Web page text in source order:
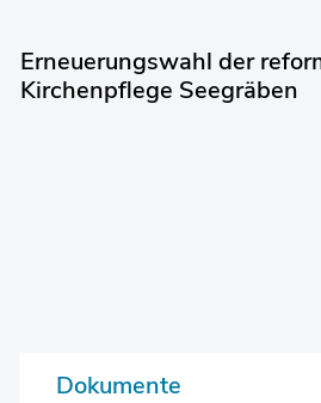
Erneuerungswahl der
Kirchenpflege Seegräben
Dokumente